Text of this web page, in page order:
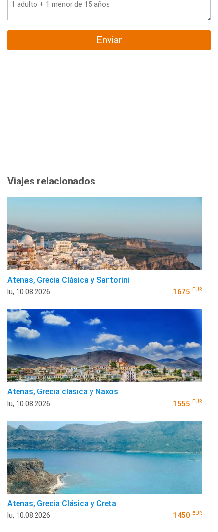
Enviar
Viajes relacionados
Atenas, Grecia Clásica y Santorini
lu, 10.08.2026 1675 EUR
Atenas, Grecia clásica y Naxos
lu, 10.08.2026 1555 EUR
Atenas, Grecia Clásica y Creta
lu, 10.08.2026 1450 EUR